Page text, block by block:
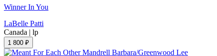
Winner In You
LaBelle Patti
Canada | lp
1 800 ₽